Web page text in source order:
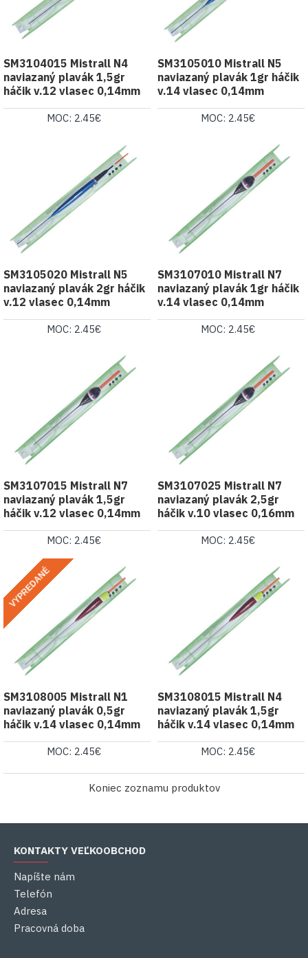
SM3104015 Mistrall N4
naviazaný plavák 1,5gr
háčik v.12 vlasec 0,14mm
MOC: 2.45€
SM3105010 Mistrall N5
naviazaný plavák 1gr háčik
v.14 vlasec 0,14mm
MOC: 2.45€
SM3105020 Mistrall N5
naviazaný plavák 2gr háčik
v.12 vlasec 0,14mm
MOC: 2.45€
SM3107010 Mistrall N7
naviazaný plavák 1gr háčik
v.14 vlasec 0,14mm
MOC: 2.45€
SM3107015 Mistrall N7
naviazaný plavák 1,5gr
háčik v.12 vlasec 0,14mm
MOC: 2.45€
SM3107025 Mistrall N7
naviazaný plavák 2,5gr
háčik v.10 vlasec 0,16mm
MOC: 2.45€
VYPREDANÉ
SM3108005 Mistrall N1
naviazaný plavák 0,5gr
háčik v.14 vlasec 0,14mm
MOC: 2.45€
SM3108015 Mistrall N4
naviazaný plavák 1,5gr
háčik v.14 vlasec 0,14mm
MOC: 2.45€
Koniec zoznamu produktov
KONTAKTY VEĽKOOBCHOD
Napíšte nám
Telefón
Adresa
Pracovná doba